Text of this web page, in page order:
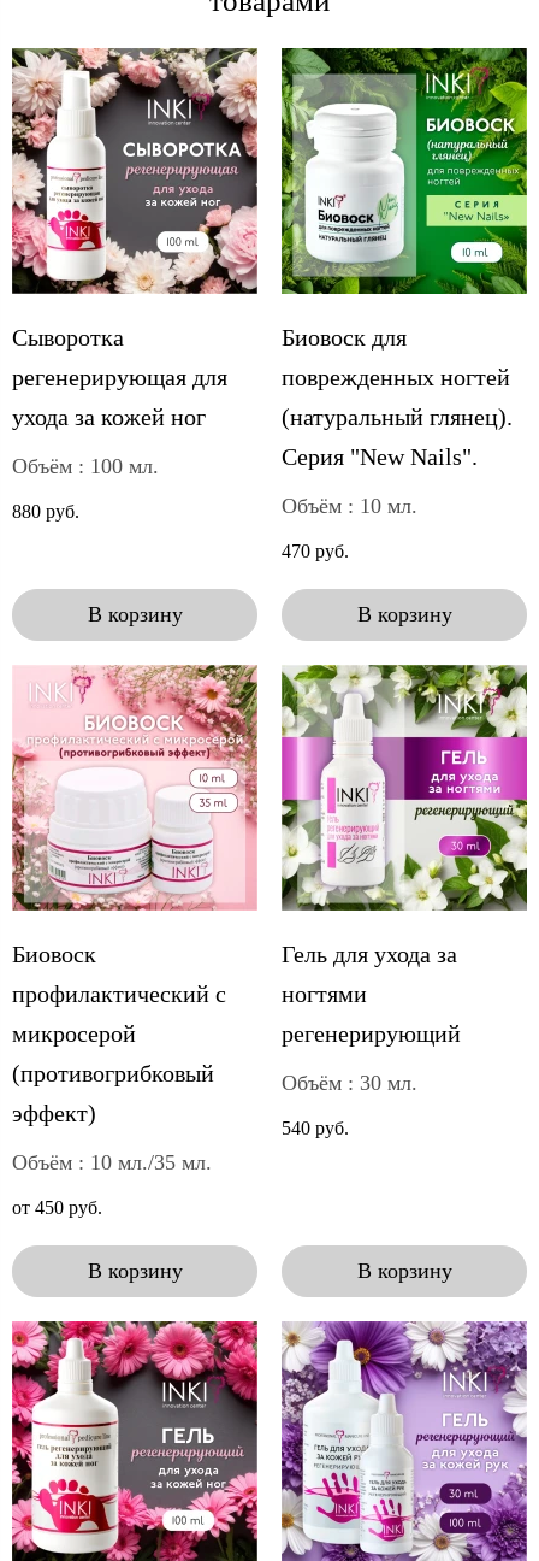
Cыворотка
регенерирующая для
ухода за кожей ног
Объём : 100 мл.
880 руб.
В корзину
Биовоск для
поврежденных ногтей
(натуральный глянец).
Серия "New Nails".
Объём : 10 мл.
470 руб.
В корзину
Биовоск
профилактический с
микросерой
(противогрибковый
эффект)
Объём : 10 мл./35 мл.
от 450 руб.
В корзину
Гель для ухода за
ногтями
регенерирующий
Объём : 30 мл.
540 руб.
В корзину